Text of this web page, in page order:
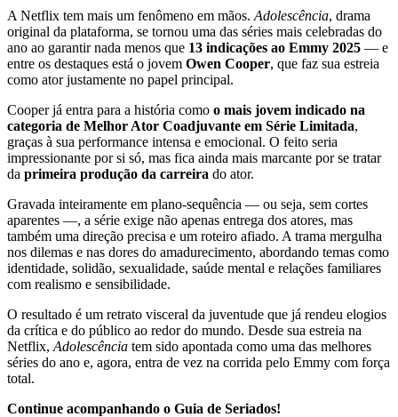
A Netflix tem mais um fenômeno em mãos. Adolescência, drama
original da plataforma, se tornou uma das séries mais celebradas do
ano ao garantir nada menos que 13 indicações ao Emmy 2025 — e
entre os destaques está o jovem Owen Cooper, que faz sua estreia
como ator justamente no papel principal.
Cooper já entra para a história como o mais jovem indicado na
categoria de Melhor Ator Coadjuvante em Série Limitada,
graças à sua performance intensa e emocional. O feito seria
impressionante por si só, mas fica ainda mais marcante por se tratar
da primeira produção da carreira do ator.
Gravada inteiramente em plano-sequência — ou seja, sem cortes
aparentes —, a série exige não apenas entrega dos atores, mas
também uma direção precisa e um roteiro afiado. A trama mergulha
nos dilemas e nas dores do amadurecimento, abordando temas como
identidade, solidão, sexualidade, saúde mental e relações familiares
com realismo e sensibilidade.
O resultado é um retrato visceral da juventude que já rendeu elogios
da crítica e do público ao redor do mundo. Desde sua estreia na
Netflix, Adolescência tem sido apontada como uma das melhores
séries do ano e, agora, entra de vez na corrida pelo Emmy com força
total.
Continue acompanhando o Guia de Seriados!